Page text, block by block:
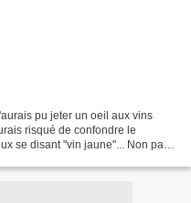
pu jeter un oeil aux vins
risqué de confondre le
se disant "vin jaune"... Non pas